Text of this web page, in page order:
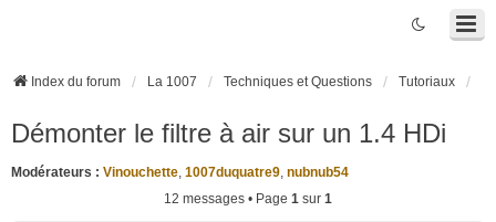
Index du forum La 1007 Techniques et Questions Tutoriaux
Démonter le filtre à air sur un 1.4 HDi
Modérateurs : Vinouchette, 1007duquatre9, nubnub54
12 messages • Page 1 sur 1